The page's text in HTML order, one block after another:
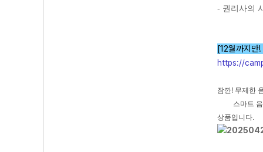
- 권리사의
[12월까지
https://
잠깐! 무제한
스마트 음악
상품입니다.